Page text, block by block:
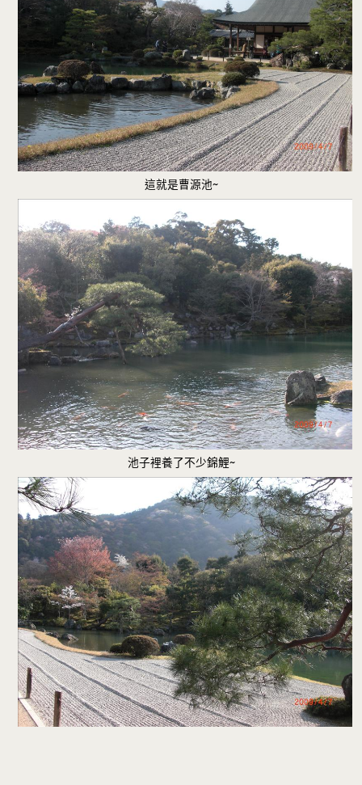
這就是曹源池~
池子裡養了不少錦鯉~